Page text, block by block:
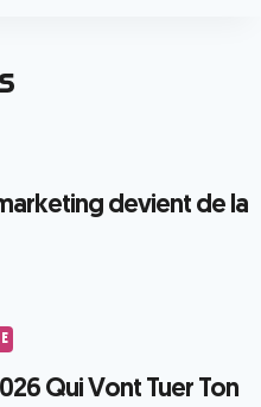
devient de la
Qui Vont Tuer Ton